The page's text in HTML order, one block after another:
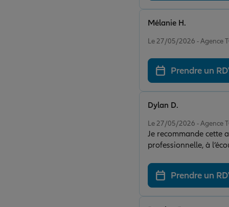
Le 27/05/2026 - Agence
Mélanie H.
Prendre un
Le 27/05/2026 - Agence
Je recommande cette agence Allianz￼ les yeux fermés, et particulièrement
professionnelle, à
L’accueil est
agréable d’avoir une agence aussi
professionnalisme et
Dylan D.
Prendre un